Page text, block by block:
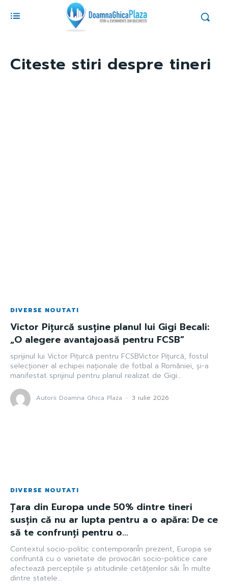
Citeste stiri despre tineri
DIVERSE NOUTATI
Victor Pițurcă susține planul lui Gigi Becali:
„O alegere avantajoasă pentru FCSB”
sprijinul lui Victor Pițurcă pentru FCSBVictor Pițurcă, fostul
selecționer al echipei naționale de fotbal a României, și-a
manifestat sprijinul pentru planul realizat de Gigi...
Autorii Doamna Ghica Plaza - 3 iulie 2026
DIVERSE NOUTATI
Țara din Europa unde 50% dintre tineri
susțin că nu ar lupta pentru a o apăra: De ce
să te confrunți pentru o…
Contextul socio-politic contemporanÎn prezent, Europa se
confruntă cu o varietate de provocări socio-politice care
afectează percepțiile și atitudinile cetățenilor săi. În multe
dintre statele...